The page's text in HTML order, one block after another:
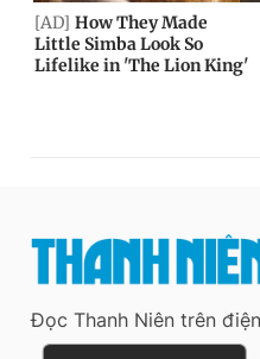
Đọc Thanh Niên trên